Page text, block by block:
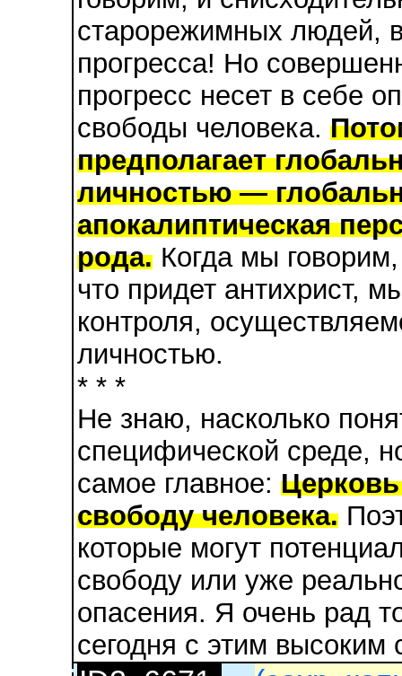
старорежимных людей,
прогресса! Но
прогресс несет в себе
свободы человека.
предполагает
личностью —
апокалиптическая
рода. Когда мы
что придет антихрист,
контроля,
личностью.
* * *
Не знаю, насколько
специфической среде,
самое главное:
свободу человека.
которые могут
свободу или уже
опасения. Я очень рад
сегодня с этим высоким